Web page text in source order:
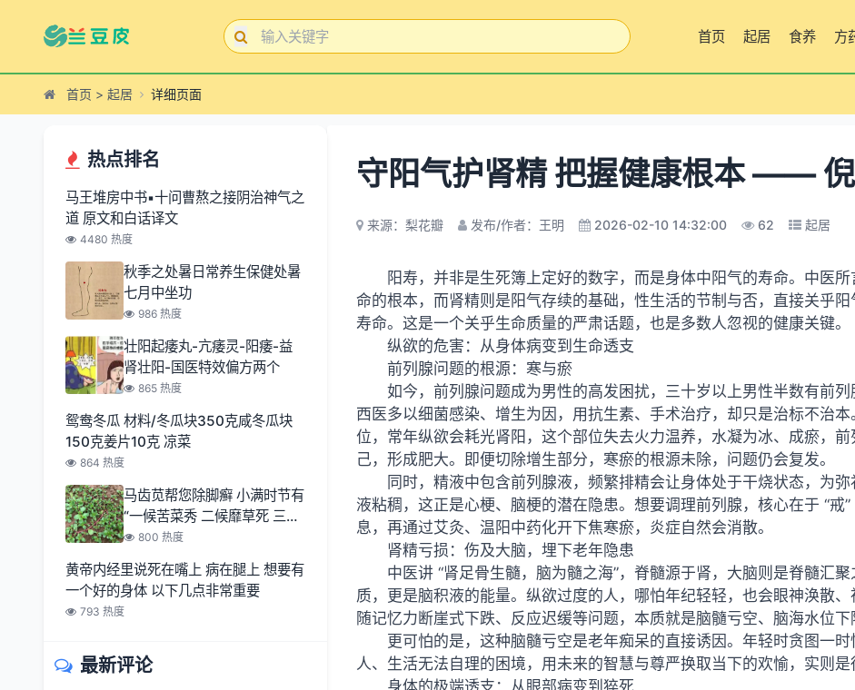
首页 起居 食养 方
首页 > 起居 详细页面
热点排名
马王堆房中书▪十问曹熬之接阴治神气之
道 原文和白话译文
4480 热度
秋季之处暑日常养生保健处暑
七月中坐功
986 热度
壮阳起痿丸-亢痿灵-阳痿-益
肾壮阳-国医特效偏方两个
865 热度
鸳鸯冬瓜 材料/冬瓜块350克咸冬瓜块
150克姜片10克 凉菜
864 热度
马齿苋帮您除脚癣 小满时节有
“一候苦菜秀 二候靡草死 三候
麦秋至
800 热度
黄帝内经里说死在嘴上 病在腿上 想要有
一个好的身体 以下几点非常重要
793 热度
最新评论
守阳气护肾精 把握健康根本 ——
来源：梨花瓣 发布/作者：王明 2026-02-10 14:32:00 62 起居
阳寿，并非是生死簿上定好的数字，而是身体中阳气的寿命。中医
命的根本，而肾精则是阳气存续的基础，性生活的节制与否，直接关乎
寿命。这是一个关乎生命质量的严肃话题，也是多数人忽视的健康关键。
纵欲的危害：从身体病变到生命透支
前列腺问题的根源：寒与瘀
如今，前列腺问题成为男性的高发困扰，三十岁以上男性半数有前列
西医多以细菌感染、增生为因，用抗生素、手术治疗，却只是治标不治
位，常年纵欲会耗光肾阳，这个部位失去火力温养，水凝为冰、成瘀，
己，形成肥大。即便切除增生部分，寒瘀的根源未除，问题仍会复发。
同时，精液中包含前列腺液，频繁排精会让身体处于干烧状态，为
液粘稠，这正是心梗、脑梗的潜在隐患。想要调理前列腺，核心在于 “戒
息，再通过艾灸、温阳中药化开下焦寒瘀，炎症自然会消散。
肾精亏损：伤及大脑，埋下老年隐患
中医讲 “肾足骨生髓，脑为髓之海”，脊髓源于肾，大脑则是脊髓汇
质，更是脑积液的能量。纵欲过度的人，哪怕年纪轻轻，也会眼神涣散
随记忆力断崖式下跌、反应迟缓等问题，本质就是脑髓亏空、脑海水位下
更可怕的是，这种脑髓亏空是老年痴呆的直接诱因。年轻时贪图一
人、生活无法自理的困境，用未来的智慧与尊严换取当下的欢愉，实则是
身体的极端透支：从眼部病变到猝死